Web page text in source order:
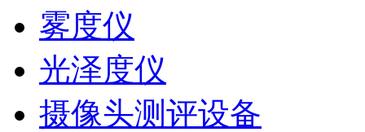
雾度仪
光泽度仪
摄像头测评设备